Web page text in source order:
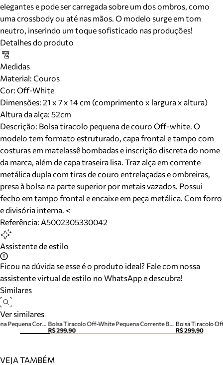
elegantes e pode ser carregada sobre um dos ombros, como
uma crossbody ou até nas mãos. O modelo surge em tom
neutro, inserindo um toque sofisticado nas produções!
Detalhes do produto
Medidas
Material: Couros
Cor: Off-White
Dimensões: 21 x 7 x 14 cm (comprimento x largura x altura)
Altura da alça: 52cm
Descrição: Bolsa tiracolo pequena de couro Off-white. O
modelo tem formato estruturado, capa frontal e tampo com
costuras em matelassê bombadas e inscrição discreta do nome
da marca, além de capa traseira lisa. Traz alça em corrente
metálica dupla com tiras de couro entrelaçadas e ombreiras,
presa à bolsa na parte superior por metais vazados. Possui
fecho em tampo frontal e encaixe em peça metálica. Com forro
e divisória interna. <
Referência: A5002305330042
Assistente de estilo
Ficou na dúvida se esse é o produto ideal? Fale com nossa
assistente virtual de estilo no WhatsApp e descubra!
Similares
Ver similares
Bolsa Tiracolo Off-White Pequena Corrente Basic
R$ 299,90
Bolsa Tiracolo
R$ 299,90
Bolsa Tiracolo Off-White Verona Pequena Corrente
VEJA TAMBÉM